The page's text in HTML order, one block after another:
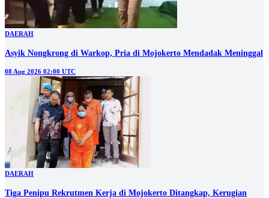
DAERAH
Asyik Nongkrong di Warkop, Pria di Mojokerto Mendadak Meninggal
08 Aug 2026 02:00 UTC
DAERAH
Tiga Penipu Rekrutmen Kerja di Mojokerto Ditangkap, Kerugian